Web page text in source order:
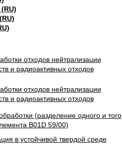
(разделение одного и того
B01D 59/00)
в устойчивой твердой среде